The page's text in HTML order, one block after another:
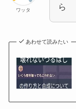
ワッタ
ら
あわせて読みたい